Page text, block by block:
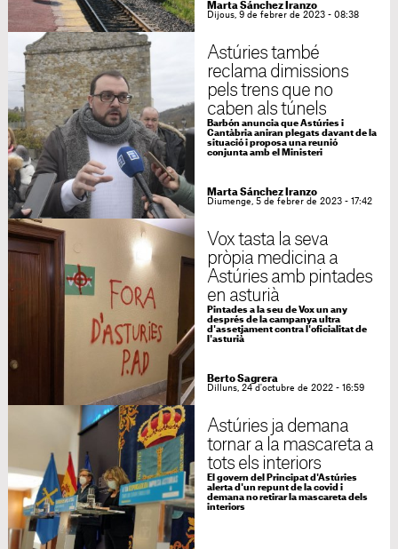
Marta Sánchez Iranzo
Dijous, 9 de febrer de 2023 - 08:38
Astúries també
reclama dimissions
pels trens que no
caben als túnels
Barbón anuncia que Astúries i
Cantàbria aniran plegats davant de la
situació i proposa una reunió
conjunta amb el Ministeri
Marta Sánchez Iranzo
Diumenge, 5 de febrer de 2023 - 17:42
Vox tasta la seva
pròpia medicina a
Astúries amb pintades
en asturià
Pintades a la seu de Vox un any
després de la campanya ultra
d'assetjament contra l'oficialitat de
l'asturià
Berto Sagrera
Dilluns, 24 d'octubre de 2022 - 16:59
Astúries ja demana
tornar a la mascareta a
tots els interiors
El govern del Principat d'Astúries
alerta d'un repunt de la covid i
demana no retirar la mascareta dels
interiors